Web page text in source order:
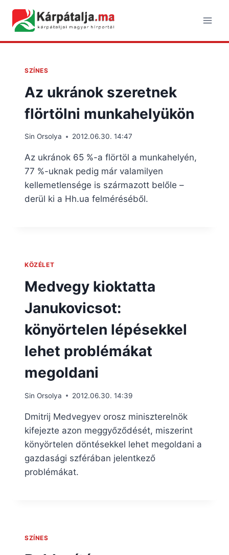
content
SZÍNES
Az ukránok szeretnek
flörtölni munkahelyükön
Sin Orsolya 2012.06.30. 14:47
Az ukránok 65 %-a flörtöl a munkahelyén,
77 %-uknak pedig már valamilyen
kellemetlensége is származott belőle –
derül ki a Hh.ua felméréséből.
KÖZÉLET
Medvegy kioktatta
Janukovicsot:
könyörtelen lépésekkel
lehet problémákat
megoldani
Sin Orsolya 2012.06.30. 14:39
Dmitrij Medvegyev orosz miniszterelnök
kifejezte azon meggyőződését, miszerint
könyörtelen döntésekkel lehet megoldani a
gazdasági szférában jelentkező
problémákat.
SZÍNES